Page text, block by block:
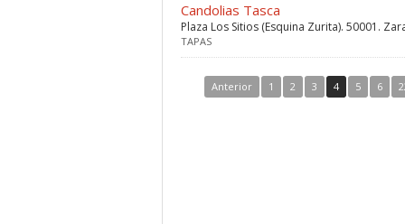
Candolias Tasca
Plaza Los Sitios (Esquina Zurita). 50001.
TAPAS
Anterior 1 2 3 4 5 6